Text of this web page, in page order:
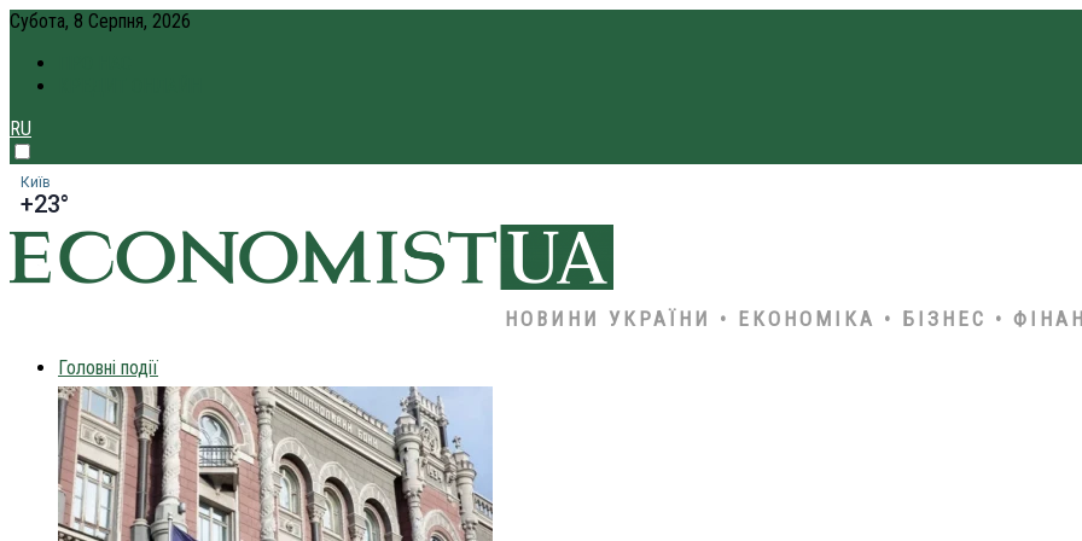
Субота, 8 Серпня, 2026
RU
Київ
+23°
НОВИНИ УКРАЇНИ • ЕКОНОМІКА • БІЗНЕС •
Головні події